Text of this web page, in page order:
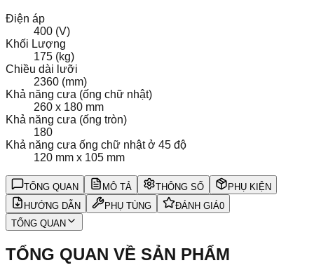
Điện áp
400 (V)
Khối Lượng
175 (kg)
Chiều dài lưỡi
2360 (mm)
Khả năng cưa (ống chữ nhật)
260 x 180 mm
Khả năng cưa (ống tròn)
180
Khả năng cưa ống chữ nhật ở 45 độ
120 mm x 105 mm
TỔNG QUAN MÔ TẢ THÔNG SỐ
PHỤ KIỆN
HƯỚNG DẪN
PHỤ TÙNG ĐÁNH GIÁ0
TỔNG QUAN
TỔNG QUAN VỀ SẢN PHẨM